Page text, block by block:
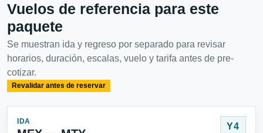
Vuelos de referencia para este
paquete
Se muestran ida y regreso por separado para revisar
horarios, duración, escalas, vuelo y tarifa antes de pre-
cotizar.
Revalidar antes de reservar
IDA Y4